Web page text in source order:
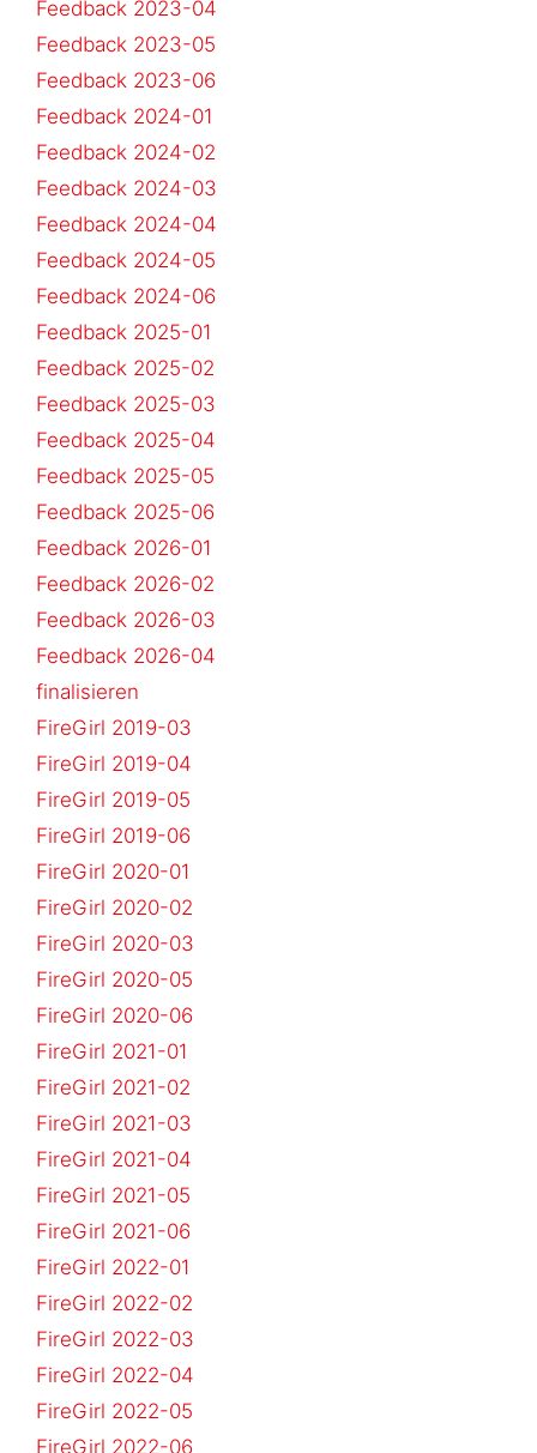
Feedback 2023-04
Feedback 2023-05
Feedback 2023-06
Feedback 2024-01
Feedback 2024-02
Feedback 2024-03
Feedback 2024-04
Feedback 2024-05
Feedback 2024-06
Feedback 2025-01
Feedback 2025-02
Feedback 2025-03
Feedback 2025-04
Feedback 2025-05
Feedback 2025-06
Feedback 2026-01
Feedback 2026-02
Feedback 2026-03
Feedback 2026-04
finalisieren
FireGirl 2019-03
FireGirl 2019-04
FireGirl 2019-05
FireGirl 2019-06
FireGirl 2020-01
FireGirl 2020-02
FireGirl 2020-03
FireGirl 2020-05
FireGirl 2020-06
FireGirl 2021-01
FireGirl 2021-02
FireGirl 2021-03
FireGirl 2021-04
FireGirl 2021-05
FireGirl 2021-06
FireGirl 2022-01
FireGirl 2022-02
FireGirl 2022-03
FireGirl 2022-04
FireGirl 2022-05
FireGirl 2022-06